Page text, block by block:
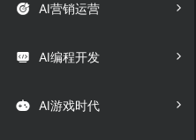
 AI营销运营
 AI编程开发
 AI游戏时代